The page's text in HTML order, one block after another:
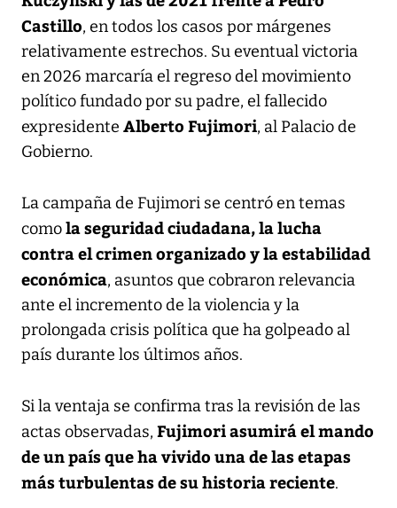
Castillo, en todos los casos por márgenes
relativamente estrechos. Su eventual victoria
en 2026 marcaría el regreso del movimiento
político fundado por su padre, el fallecido
expresidente Alberto Fujimori, al Palacio de
Gobierno.
La campaña de Fujimori se centró en temas
comola seguridad ciudadana, la lucha
contra el crimen organizado y la estabilidad
económica, asuntos que cobraron relevancia
ante el incremento de la violencia y la
prolongada crisis política que ha golpeado al
país durante los últimos años.
Si la ventaja se confirma tras la revisión de las
actas observadas, Fujimori asumirá el mando
de un país que ha vivido una de las etapas
más turbulentas de su historia reciente.